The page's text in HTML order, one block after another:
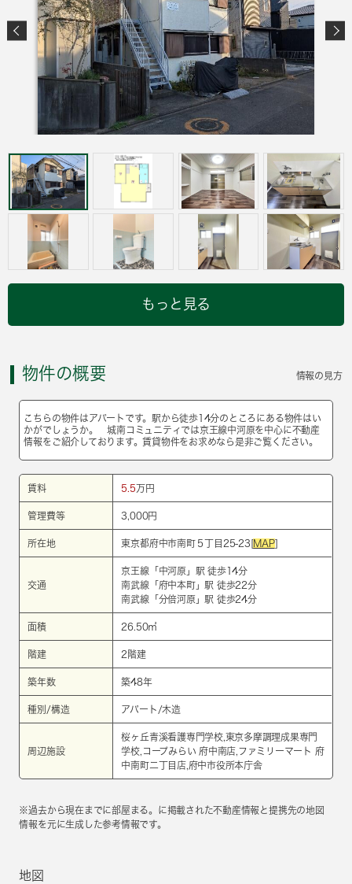
もっと見る
物件の概要 情報の見方
こちらの物件はアパートです。駅から徒歩14分のところにある物件はい
かがでしょうか。 城南コミュニティでは京王線中河原を中心に不動産
情報をご紹介しております。賃貸物件をお求めなら是非ご覧ください。
賃料 5.5 万円
管理費等 3,000円
所在地 東京都府中市南町５丁目25-23[ MAP]
交通
京王線 「 中河原 」駅 徒歩14分
南武線 「 府中本町」駅 徒歩22分
南武線 「 分倍河原 」駅 徒歩24分
面積 26.50㎡
階建 2階建
築年数 築48年
種別/構造 アパート/木造
周辺施設
桜ヶ丘青溪看護専門学校,東京多摩調理成果専門
学校,コープみらい 府中南店,ファミリーマート 府
中南町二丁目店,府中市役所本庁舎
※過去から現在までに部屋まる。に掲載された不動産情報と提携先の地図
情報を元に生成した参考情報です。
地図